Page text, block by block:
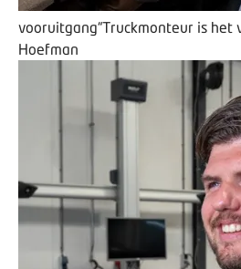
vooruitgang“Truckmonteur is het
Hoefman